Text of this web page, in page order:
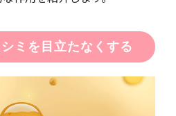
ミを目立たなくする